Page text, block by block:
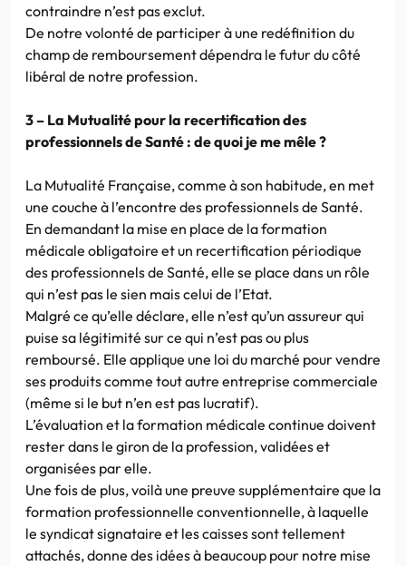
contraindre n’est pas exclut.
De notre volonté de participer à une redéfinition du
champ de remboursement dépendra le futur du côté
libéral de notre profession.
3 – La Mutualité pour la recertification des
professionnels de Santé : de quoi je me mêle ?
La Mutualité Française, comme à son habitude, en met
une couche à l’encontre des professionnels de Santé.
En demandant la mise en place de la formation
médicale obligatoire et un recertification périodique
des professionnels de Santé, elle se place dans un rôle
qui n’est pas le sien mais celui de l’Etat.
Malgré ce qu’elle déclare, elle n’est qu’un assureur qui
puise sa légitimité sur ce qui n’est pas ou plus
remboursé. Elle applique une loi du marché pour vendre
ses produits comme tout autre entreprise commerciale
(même si le but n’en est pas lucratif).
L’évaluation et la formation médicale continue doivent
rester dans le giron de la profession, validées et
organisées par elle.
Une fois de plus, voilà une preuve supplémentaire que la
formation professionnelle conventionnelle, à laquelle
le syndicat signataire et les caisses sont tellement
attachés, donne des idées à beaucoup pour notre mise